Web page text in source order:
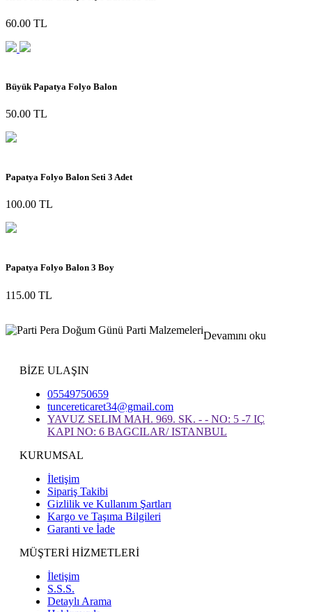
60.00 TL
Büyük Papatya Folyo Balon
50.00 TL
Papatya Folyo Balon Seti 3 Adet
100.00 TL
Papatya Folyo Balon 3 Boy
115.00 TL
Devamını oku
BİZE ULAŞIN
05549750659
tuncereticaret34@gmail.com
YAVUZ SELIM MAH. 969. SK. - - NO: 5 -7 IÇ
KAPI NO: 6 BAGCILAR/ ISTANBUL
KURUMSAL
İletişim
Sipariş Takibi
Gizlilik ve Kullanım Şartları
Kargo ve Taşıma Bilgileri
Garanti ve İade
MÜŞTERİ HİZMETLERİ
İletişim
S.S.S.
Detaylı Arama